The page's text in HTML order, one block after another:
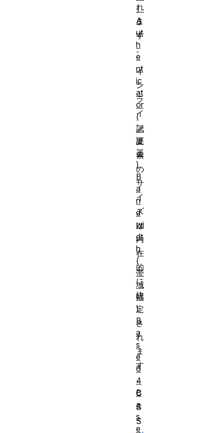
れ
ま
す
。
イ
ン
ラ
イ
ン
要
素
の
サ
イ
ズ
は
内
在
的
に
決
定
さ
れ
ま
す
。
C
S
S
）
A
ut
h
e
nt
ic
at
or
(
認
証
器
)
B
a
n
d
wi
dt
h
(
帯
域
幅
)
B
a
s
e
6
4
B
a
s
e